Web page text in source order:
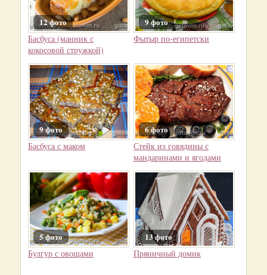
12 фото
Басбуса (манник с
кокосовой стружкой)
9 фото
Фытыр по-египетски
9 фото
Басбуса с маком
6 фото
Стейк из говядины с
мандаринами и ягодами
5 фото
Булгур с овощами
13 фото
Пряничный домик